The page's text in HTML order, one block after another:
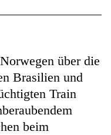
über die
Brasilien und
Train
beim